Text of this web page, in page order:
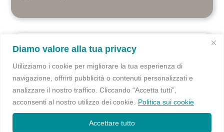
Diamo valore alla tua privacy
Utilizziamo i cookie per migliorare la tua esperienza di
navigazione, offrirti pubblicità o contenuti personalizzati e
analizzare il nostro traffico. Cliccando “Accetta tutti”,
acconsenti al nostro utilizzo dei cookie.
Politica sui cookie
Accettare tutto